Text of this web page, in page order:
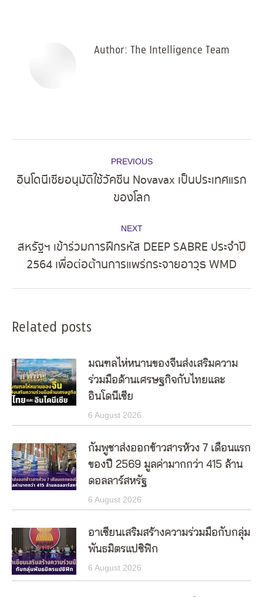
Author: The Intelligence Team
navigation
PREVIOUS
Previous
post:
อินโดนีเซียอนุมัติใช้วัคซีน Novavax เป็นประเทศแรก
ของโลก
NEXT
post:
สหรัฐฯ เข้าร่วมการฝึกรหัส DEEP SABRE ประจำปี
2564 เพื่อต่อต้านการแพร่กระจายอาวุธ WMD
Related posts
มณฑลไห่หนานของจีนส่งเสริมความ
ร่วมมือด้านเศรษฐกิจกับไทยและ
อินโดนีเซีย
6 August 2026
กัมพูชาส่งออกข้าวสารห้วง 7 เดือนแรก
ของปี 2569 มูลค่ามากกว่า 415 ล้าน
ดอลลาร์สหรัฐ
6 August 2026
อาเซียนเสริมสร้างความร่วมมือกับกลุ่ม
พันธมิตรแปซิฟิก
6 August 2026